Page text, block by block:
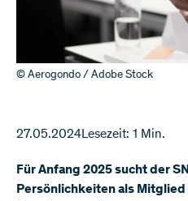
© Aerogondo / Adobe Stock
27.05.2024Lesezeit: 1 Min.
Für Anfang 2025 sucht der
Persönlichkeiten als